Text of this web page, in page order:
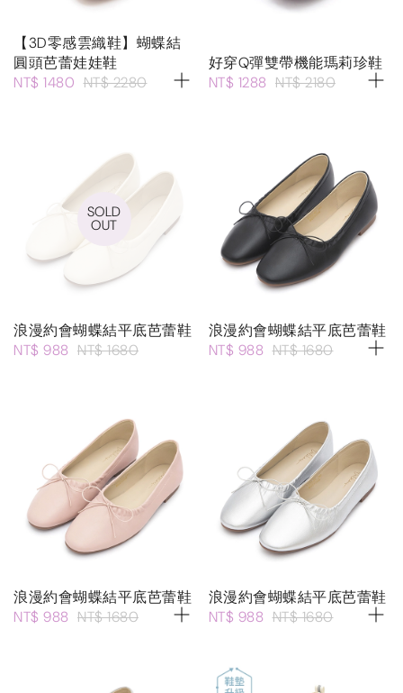
【3D零感雲織鞋】蝴蝶結
圓頭芭蕾娃娃鞋
NT$ 1480 NT$ 2280
好穿Q彈雙帶機能瑪莉珍鞋
NT$ 1288 NT$ 2180
SOLD
OUT
浪漫約會蝴蝶結平底芭蕾鞋
NT$ 988 NT$ 1680
浪漫約會蝴蝶結平底芭蕾鞋
NT$ 988 NT$ 1680
浪漫約會蝴蝶結平底芭蕾鞋
NT$ 988 NT$ 1680
浪漫約會蝴蝶結平底芭蕾鞋
NT$ 988 NT$ 1680